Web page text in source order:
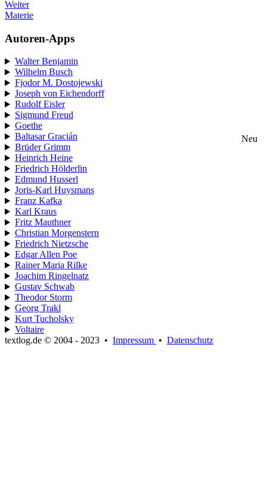
Weiter
Materie
Autoren-Apps
Walter Benjamin
Wilhelm Busch
Fjodor M. Dostojewski
Joseph von Eichendorff
Rudolf Eisler
Sigmund Freud
Goethe
Baltasar Gracián
Neu
Brüder Grimm
Heinrich Heine
Friedrich Hölderlin
Edmund Husserl
Joris-Karl Huysmans
Franz Kafka
Karl Kraus
Fritz Mauthner
Christian Morgenstern
Friedrich Nietzsche
Edgar Allen Poe
Rainer Maria Rilke
Joachim Ringelnatz
Gustav Schwab
Theodor Storm
Georg Trakl
Kurt Tucholsky
Voltaire
textlog.de © 2004 - 2023 • Impressum • Datenschutz